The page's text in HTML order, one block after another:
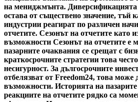
на мениджмънта.
остава от съществено значение, тъй
индустрии реагират по различен
отчетите. Сезонът на отчетите като
възможности Сезонът на отчетите е
пазарните очаквания се срещат с
краткосрочните стратегии това
несигурност. За дългосрочните
отбелязват от Freedom24, това може
възможности. Историята на пазарите
реакциите на отчетите рядко са